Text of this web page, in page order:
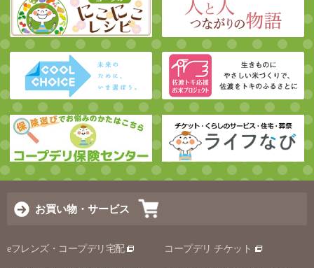
お買い物・サービス
eフレンズ・コープデリ宅配 コープデリ チケット